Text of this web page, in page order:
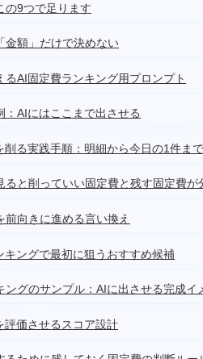
の9つで足ります
金額」だけで決めない
るAI固定費ランキング用プロンプト
：AIにはここまで出させる
削る実践手順：明細から今日の1件まで
ると削っていい固定費と残す固定費が
前向きに進める言い換え
キングで最初に狙うおすすめ候補
ングのサンプル：AIに出させる完成イ
評価させるスコア設計